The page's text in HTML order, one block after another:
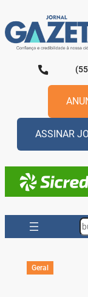
para
o
conteúdo
ASSINAR
Geral